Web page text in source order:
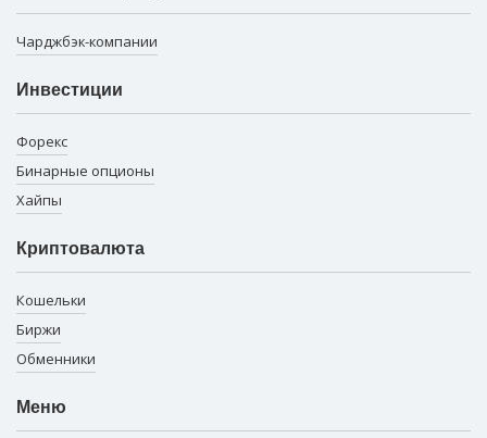
Чарджбэк-компании
Инвестиции
Форекс
Бинарные опционы
Хайпы
Криптовалюта
Кошельки
Биржи
Обменники
Меню